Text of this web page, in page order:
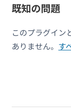
既知の問題
このプラグイン
ありません。 す